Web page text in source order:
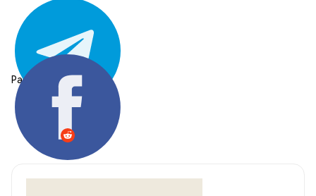
Partager: